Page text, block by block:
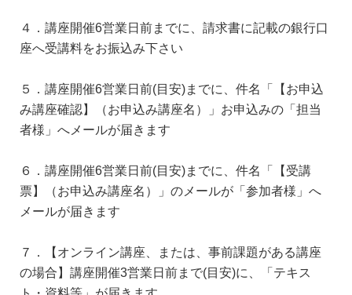
４．講座開催6営業日前までに、請求書に記載の銀行口
座へ受講料をお振込み下さい
５．講座開催6営業日前(目安)までに、件名「【お申込
み講座確認】（お申込み講座名）」お申込みの「担当
者様」へメールが届きます
６．講座開催6営業日前(目安)までに、件名「【受講
票】（お申込み講座名）」のメールが「参加者様」へ
メールが届きます
７．【オンライン講座、または、事前課題がある講座
の場合】講座開催3営業日前まで(目安)に、「テキス
ト・資料等」が届きます